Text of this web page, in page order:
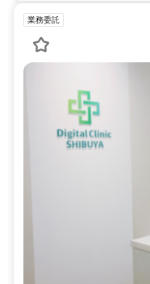
業務委託